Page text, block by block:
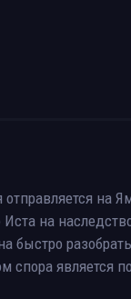
на
на
быстро
спора является